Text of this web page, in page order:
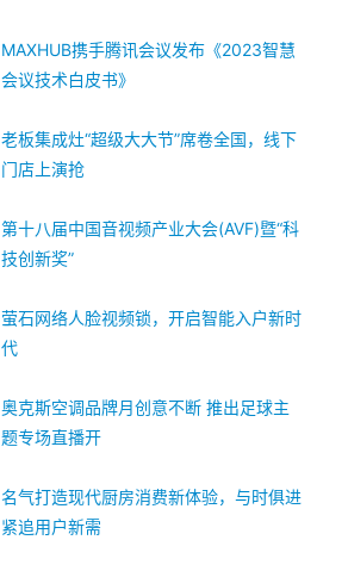
MAXHUB携手腾讯会议发布《2023智慧
会议技术白皮书》
老板集成灶“超级大大节”席卷全国，线下
门店上演抢
第十八届中国音视频产业大会(AVF)暨“科
技创新奖”
萤石网络人脸视频锁，开启智能入户新时
代
奥克斯空调品牌月创意不断 推出足球主
题专场直播开
名气打造现代厨房消费新体验，与时俱进
紧追用户新需